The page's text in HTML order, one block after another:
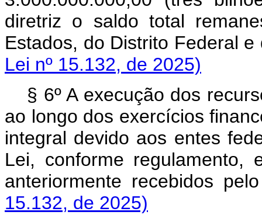
diretriz o saldo total
Estados, do Distrito Federal
Lei nº 15.132, de 2025)
§ 6º A execução dos
ao longo dos exercícios
integral devido aos entes
Lei, conforme regulamento,
anteriormente recebidos
15.132, de 2025)